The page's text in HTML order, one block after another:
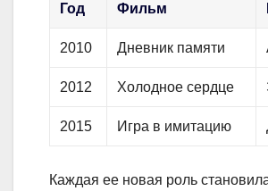
Год Фильм
2010 Дневник памяти
2012 Холодное сердце
2015 Игра в имитацию
Каждая ее новая роль